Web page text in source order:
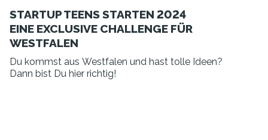
STARTUP TEENS STARTEN 2024
EINE EXCLUSIVE CHALLENGE FÜR
WESTFALEN
Du kommst aus Westfalen und hast tolle Ideen?
Dann bist Du hier richtig!